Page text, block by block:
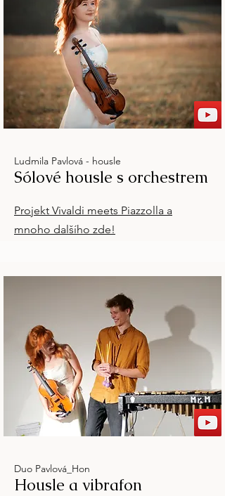
Ludmila Pavlová - housle
Sólové housle s orchestrem
Projekt Vivaldi meets Piazzolla a
mnoho dalšího zde!​​​
Duo Pavlová_Hon
Housle a vibrafon